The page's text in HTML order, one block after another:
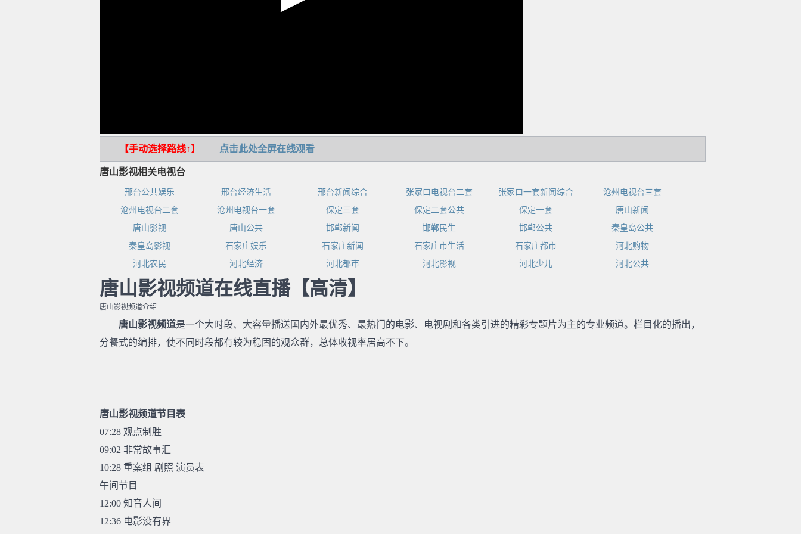
【手动选择路线↑】 点击此处全屏在线观看
唐山影视相关电视台
邢台公共娱乐 邢台经济生活 邢台新闻综合 张家口电视台二套 张家口一套新闻综合
沧州电视台三套
沧州电视台二套
沧州电视台一套 保定三套 保定二套公共 保定一套
唐山新闻
唐山影视
唐山公共 邯郸新闻 邯郸民生 邯郸公共
秦皇岛公共
秦皇岛影视
石家庄娱乐 石家庄新闻 石家庄市生活 石家庄都市
河北购物
河北农民
河北经济 河北都市 河北影视 河北少儿 河北公共
唐山影视频道在线直播【高清】
唐山影视频道介绍
唐山影视频道是一个大时段、大容量播送国内外最优秀、最热门的电影、电视剧和各类引进的精彩专题片为主的专业频道。栏目化的播出，
分餐式的编排，使不同时段都有较为稳固的观众群，总体收视率居高不下。
唐山影视频道节目表
07:28 观点制胜
09:02 非常故事汇
10:28 重案组 剧照 演员表
午间节目
12:00 知音人间
12:36 电影没有界